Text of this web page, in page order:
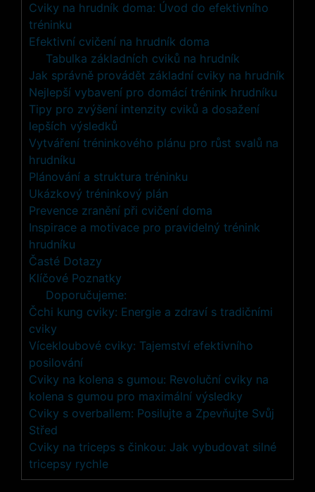
Cviky na hrudník doma: Úvod do efektivního
tréninku
Efektivní cvičení na hrudník doma
Tabulka základních cviků na hrudník
Jak správně provádět základní cviky na hrudník
Nejlepší vybavení pro domácí trénink hrudníku
Tipy pro zvýšení intenzity cviků a dosažení
lepších výsledků
Vytváření tréninkového plánu pro růst svalů na
hrudníku
Plánování a struktura tréninku
Ukázkový tréninkový plán
Prevence zranění při cvičení doma
Inspirace a motivace pro pravidelný trénink
hrudníku
Časté Dotazy
Klíčové Poznatky
Doporučujeme:
Čchi kung cviky: Energie a zdraví s tradičními
cviky
Vícekloubové cviky: Tajemství efektivního
posilování
Cviky na kolena s gumou: Revoluční cviky na
kolena s gumou pro maximální výsledky
Cviky s overballem: Posilujte a Zpevňujte Svůj
Střed
Cviky na triceps s činkou: Jak vybudovat silné
tricepsy rychle